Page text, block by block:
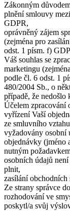
Zákonným
plnění smlouvy
GDPR,
oprávněný zájem
(zejména pro
odst. 1 písm. f)
Váš souhlas se
marketingu
podle čl. 6 odst. 1
480/2004 Sb., o
případě, že nedošlo
Účelem zpracování
vyřízení Vaší
ze smluvního
vyžadovány osobní
objednávky (jméno
nutným
osobních údajů
plnit,
zasílání
Ze strany správce
rozhodování ve
poskytl/a svůj